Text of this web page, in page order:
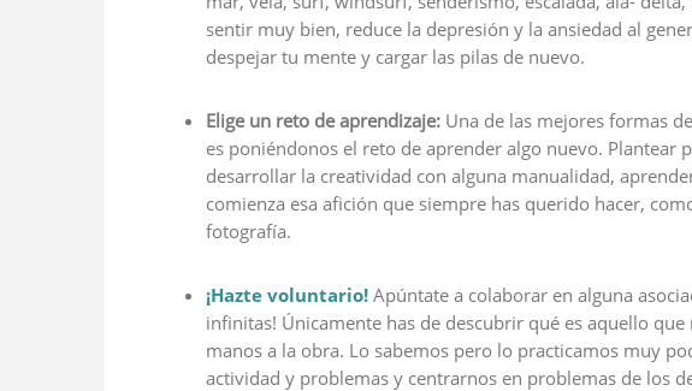
sentir muy bien, reduce la depresión y la ansiedad al
despejar tu mente y cargar las pilas de nuevo.
Elige un reto de aprendizaje: Una de las mejores formas
es poniéndonos el reto de aprender algo nuevo. Plantear
desarrollar la creatividad con alguna manualidad,
comienza esa afición que siempre has querido hacer,
fotografía.
¡Hazte voluntario! Apúntate a colaborar en alguna
infinitas! Únicamente has de descubrir qué es aquello
manos a la obra. Lo sabemos pero lo practicamos muy
actividad y problemas y centrarnos en problemas de los